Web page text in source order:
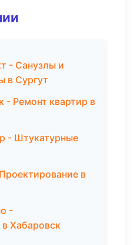
- Санузлы и
в Сургут
- Ремонт квартир в
- Штукатурные
в
-
Хабаровск